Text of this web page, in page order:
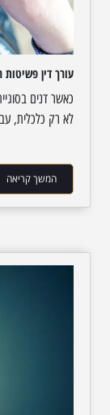
עורך דין
כאשר דנים
לא רק כלכלית,
המשך קריאה